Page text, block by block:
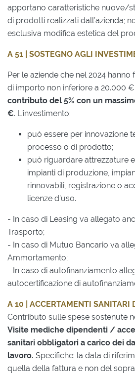
apportano caratteristiche nuove/
di prodotti realizzati dall’azienda;
esclusiva modifica estetica del
A 51 | SOSTEGNO AGLI
Per le aziende che nel 2024
di importo non inferiore a 20.000
contributo del 5% con un
€. L'investimento:
può essere per innovazione
processo o di prodotto;
può riguardare attrezzature
impianti di produzione,
rinnovabili, registrazione o
licenze d’uso.
- In caso di Leasing va allegato
Trasporto;
- In caso di Mutuo Bancario va
Ammortamento;
- In caso di autofinanziamento
autocertificazione di
A 10 | ACCERTAMENTI SANITARI
Contributo sulle spese sostenute
Visite mediche dipendenti /
sanitari obbligatori a carico dei
lavoro. Specifiche: la data di
quella della fattura e non del